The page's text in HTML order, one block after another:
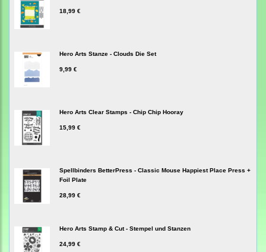
18,99 €
Hero Arts Stanze - Clouds Die Set
9,99 €
Hero Arts Clear Stamps - Chip Chip Hooray
15,99 €
Spellbinders BetterPress - Classic Mouse Happiest Place Press +
Foil Plate
28,99 €
Hero Arts Stamp & Cut - Stempel und Stanzen
24,99 €